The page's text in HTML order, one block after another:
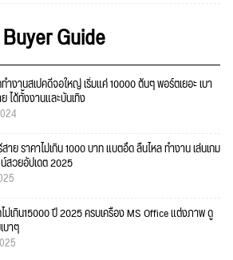
Buyer Guide
ำงานสเปคดีจอใหญ่ เริ่มแค่ 10000 ต้นๆ พอร์ตเยอะ เบา
ได้ทั้งงานและบันเทิง
สาย ราคาไม่เกิน 1000 บาท แบตอึด ลื่นไหล ทำงาน เล่นเกม
สวยอัปเดต 2025
ม่เกิน15000 ปี 2025 ครบเครื่อง MS Office แต่งภาพ ดู
บาๆ